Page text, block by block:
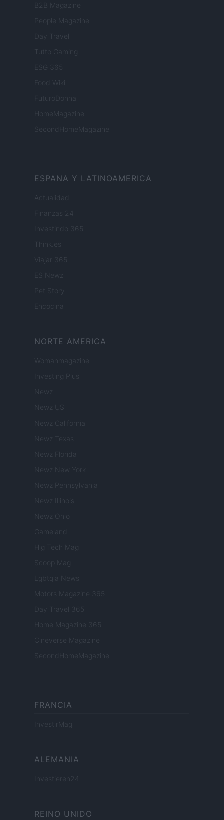
B2B Magazine
People Magazine
Day Travel
Tutto Gaming
ESG 365
Food Wiki
FuturoDonna
HomeMagazine
SecondHomeMagazine
ESPANA Y LATINOAMERICA
Actualidad
Finanzas 24
Investindo 365
Think.es
Viajar 365
ES Newz
Encocina
NORTE AMERICA
Womanmagazine
Investing Plus
Newz
Newz US
Newz California
Newz Texas
Newz Florida
Newz New York
Newz Pennsylvania
Newz Illinois
Newz Ohio
Gameland
Hig Tech Mag
Scoop Mag
Lgbtqia News
Motors Magazine 365
Day Travel 365
Home Magazine 365
Cineverse Magazine
SecondHomeMagazine
FRANCIA
InvestirMag
ALEMANIA
Investieren24
REINO UNIDO